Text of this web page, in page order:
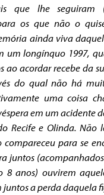
que lhe seguiram
os que não o
ainda viva
um longínquo 1997,
ao acordar recebe da
do qual não há
uma coisa
em um acidente
Recife e Olinda. Não
para se
juntos
anos) ouvirem
juntos a perda daquela